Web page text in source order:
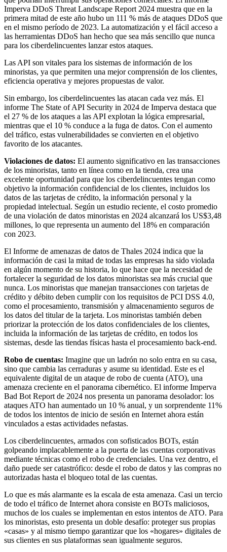
Imperva DDoS Threat Landscape Report 2024 muestra que en la
primera mitad de este año hubo un 111 % más de ataques DDoS que
en el mismo período de 2023. La automatización y el fácil acceso a
las herramientas DDoS han hecho que sea más sencillo que nunca
para los ciberdelincuentes lanzar estos ataques.
Las API son vitales para los sistemas de información de los
minoristas, ya que permiten una mejor comprensión de los clientes,
eficiencia operativa y mejores propuestas de valor.
Sin embargo, los ciberdelincuentes las atacan cada vez más. El
informe The State of API Security in 2024 de Imperva destaca que
el 27 % de los ataques a las API explotan la lógica empresarial,
mientras que el 10 % conduce a la fuga de datos. Con el aumento
del tráfico, estas vulnerabilidades se convierten en el objetivo
favorito de los atacantes.
Violaciones de datos: El aumento significativo en las transacciones
de los minoristas, tanto en línea como en la tienda, crea una
excelente oportunidad para que los ciberdelincuentes tengan como
objetivo la información confidencial de los clientes, incluidos los
datos de las tarjetas de crédito, la información personal y la
propiedad intelectual. Según un estudio reciente, el costo promedio
de una violación de datos minoristas en 2024 alcanzará los US$3,48
millones, lo que representa un aumento del 18% en comparación
con 2023.
El Informe de amenazas de datos de Thales 2024 indica que la
información de casi la mitad de todas las empresas ha sido violada
en algún momento de su historia, lo que hace que la necesidad de
fortalecer la seguridad de los datos minoristas sea más crucial que
nunca. Los minoristas que manejan transacciones con tarjetas de
crédito y débito deben cumplir con los requisitos de PCI DSS 4.0,
como el procesamiento, transmisión y almacenamiento seguros de
los datos del titular de la tarjeta. Los minoristas también deben
priorizar la protección de los datos confidenciales de los clientes,
incluida la información de las tarjetas de crédito, en todos los
sistemas, desde las tiendas físicas hasta el procesamiento back-end.
Robo de cuentas: Imagine que un ladrón no solo entra en su casa,
sino que cambia las cerraduras y asume su identidad. Este es el
equivalente digital de un ataque de robo de cuenta (ATO), una
amenaza creciente en el panorama cibernético. El informe Imperva
Bad Bot Report de 2024 nos presenta un panorama desolador: los
ataques ATO han aumentado un 10 % anual, y un sorprendente 11%
de todos los intentos de inicio de sesión en Internet ahora están
vinculados a estas actividades nefastas.
Los ciberdelincuentes, armados con sofisticados BOTs, están
golpeando implacablemente a la puerta de las cuentas corporativas
mediante técnicas como el robo de credenciales. Una vez dentro, el
daño puede ser catastrófico: desde el robo de datos y las compras no
autorizadas hasta el bloqueo total de las cuentas.
Lo que es más alarmante es la escala de esta amenaza. Casi un tercio
de todo el tráfico de Internet ahora consiste en BOTs maliciosos,
muchos de los cuales se implementan en estos intentos de ATO. Para
los minoristas, esto presenta un doble desafío: proteger sus propias
«casas» y al mismo tiempo garantizar que los «hogares» digitales de
sus clientes en sus plataformas sean igualmente seguros.